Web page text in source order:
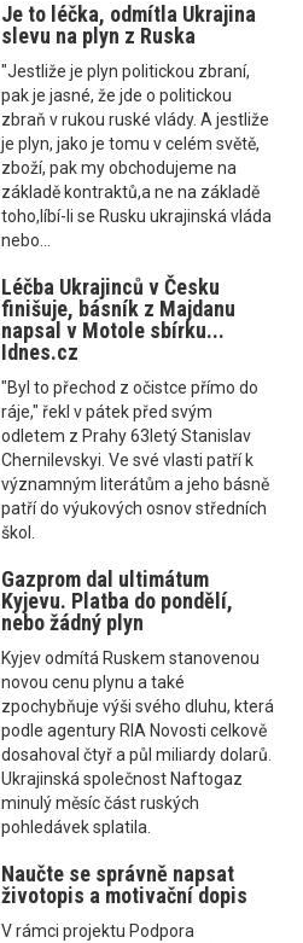
Je to léčka, odmítla Ukrajina
slevu na plyn z Ruska
"Jestliže je plyn politickou zbraní,
pak je jasné, že jde o politickou
zbraň v rukou ruské vlády. A jestliže
je plyn, jako je tomu v celém světě,
zboží, pak my obchodujeme na
základě kontraktů,a ne na základě
toho,líbí-li se Rusku ukrajinská vláda
nebo...
Léčba Ukrajinců v Česku
finišuje, básník z Majdanu
napsal v Motole sbírku...
Idnes.cz
"Byl to přechod z očistce přímo do
ráje," řekl v pátek před svým
odletem z Prahy 63letý Stanislav
Chernilevskyi. Ve své vlasti patří k
významným literátům a jeho básně
patří do výukových osnov středních
škol.
Gazprom dal ultimátum
Kyjevu. Platba do pondělí,
nebo žádný plyn
Kyjev odmítá Ruskem stanovenou
novou cenu plynu a také
zpochybňuje výši svého dluhu, která
podle agentury RIA Novosti celkově
dosahoval čtyř a půl miliardy dolarů.
Ukrajinská společnost Naftogaz
minulý měsíc část ruských
pohledávek splatila.
Naučte se správně napsat
životopis a motivační dopis
V rámci projektu Podpora